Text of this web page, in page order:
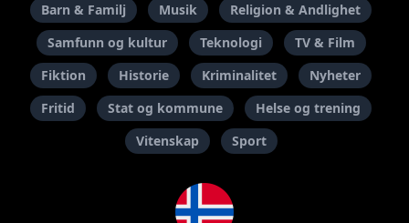
Barn & Familj
Musik
Religion & Andlighet
Samfunn og kultur
Teknologi
TV & Film
Fiktion
Historie Kriminalitet
Nyheter
Fritid
Stat og kommune
Helse og trening
Vitenskap
Sport